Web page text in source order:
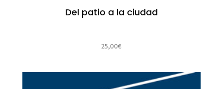
Del patio a la ciudad
25,00€